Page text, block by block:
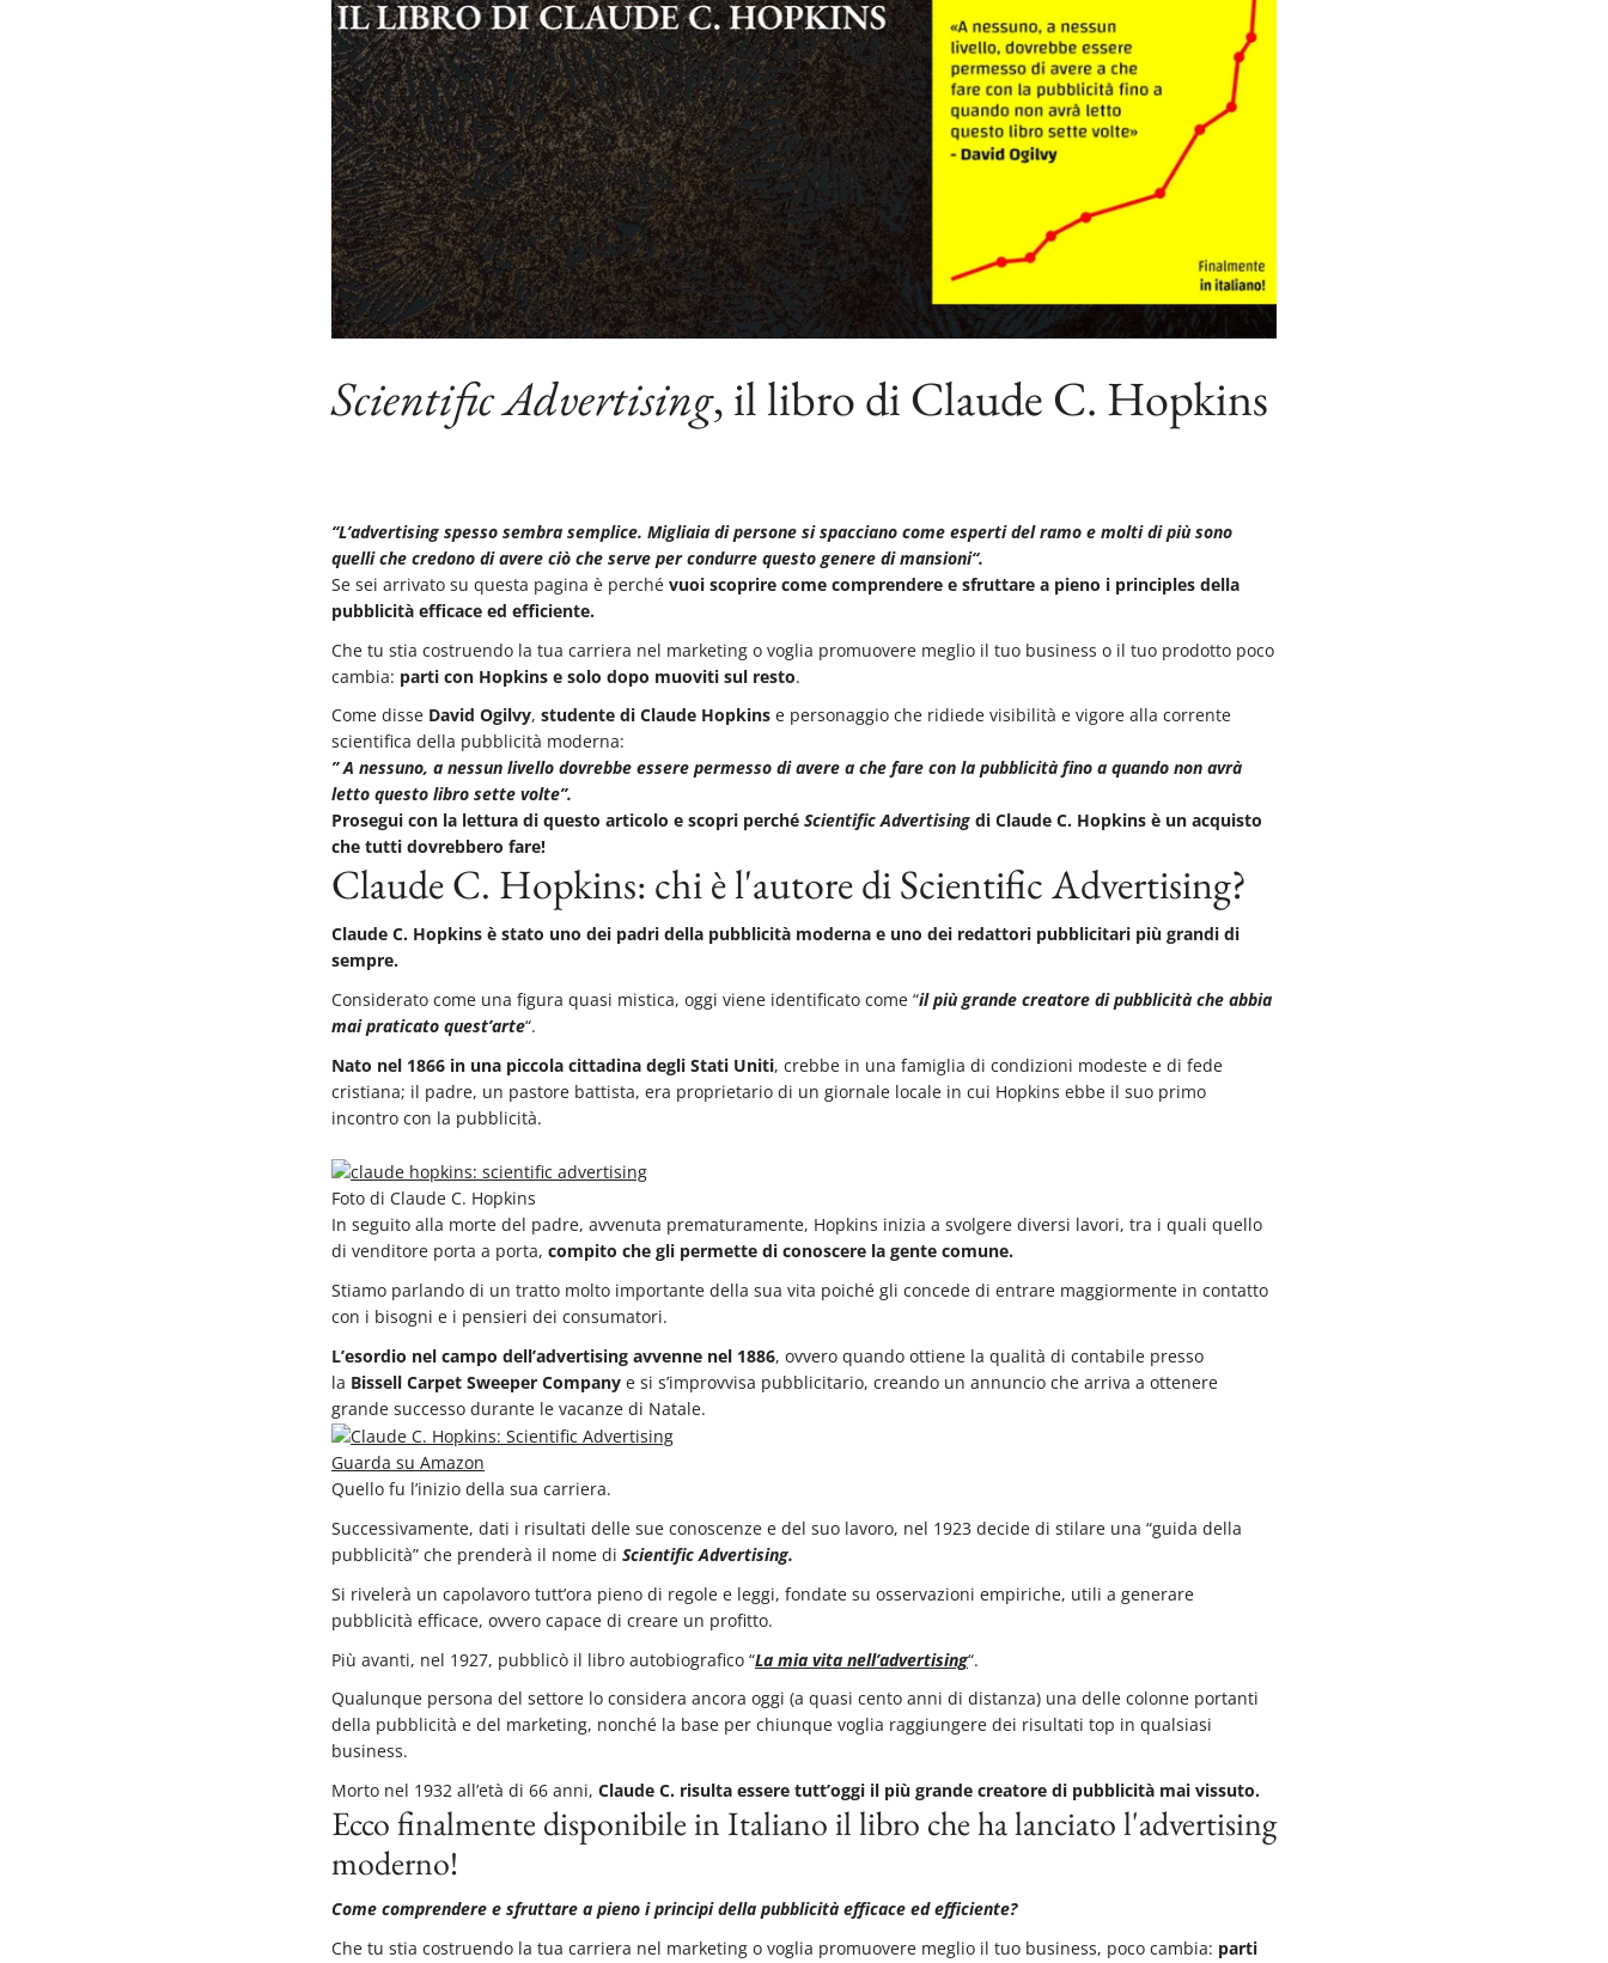
Scientific Advertising, il libro di Claude C. Hopkins
“L’advertising spesso sembra semplice. Migliaia di persone si spacciano come esperti del ramo e molti di più sono
quelli che credono di avere ciò che serve per condurre questo genere di mansioni“.
Se sei arrivato su questa pagina è perché vuoi scoprire come comprendere e sfruttare a pieno i principles della
pubblicità efficace ed efficiente.
Che tu stia costruendo la tua carriera nel marketing o voglia promuovere meglio il tuo business o il tuo prodotto poco
cambia: parti con Hopkins e solo dopo muoviti sul resto.
Come disse David Ogilvy, studente di Claude Hopkins e personaggio che ridiede visibilità e vigore alla corrente
scientifica della pubblicità moderna:
” A nessuno, a nessun livello dovrebbe essere permesso di avere a che fare con la pubblicità fino a quando non avrà
letto questo libro sette volte”.
Prosegui con la lettura di questo articolo e scopri perché Scientific Advertising di Claude C. Hopkins è un acquisto
che tutti dovrebbero fare!
Claude C. Hopkins: chi è l'autore di Scientific Advertising?
Claude C. Hopkins è stato uno dei padri della pubblicità moderna e uno dei redattori pubblicitari più grandi di
sempre.
Considerato come una figura quasi mistica, oggi viene identificato come “il più grande creatore di pubblicità che abbia
mai praticato quest’arte“.
Nato nel 1866 in una piccola cittadina degli Stati Uniti, crebbe in una famiglia di condizioni modeste e di fede
cristiana; il padre, un pastore battista, era proprietario di un giornale locale in cui Hopkins ebbe il suo primo
incontro con la pubblicità.
Foto di Claude C. Hopkins
In seguito alla morte del padre, avvenuta prematuramente, Hopkins inizia a svolgere diversi lavori, tra i quali quello
di venditore porta a porta, compito che gli permette di conoscere la gente comune.
Stiamo parlando di un tratto molto importante della sua vita poiché gli concede di entrare maggiormente in contatto
con i bisogni e i pensieri dei consumatori.
L’esordio nel campo dell’advertising avvenne nel 1886, ovvero quando ottiene la qualità di contabile presso
la Bissell Carpet Sweeper Company e si s’improvvisa pubblicitario, creando un annuncio che arriva a ottenere
grande successo durante le vacanze di Natale.
Guarda su Amazon
Quello fu l’inizio della sua carriera.
Successivamente, dati i risultati delle sue conoscenze e del suo lavoro, nel 1923 decide di stilare una “guida della
pubblicità” che prenderà il nome di Scientific Advertising.
Si rivelerà un capolavoro tutt’ora pieno di regole e leggi, fondate su osservazioni empiriche, utili a generare
pubblicità efficace, ovvero capace di creare un profitto.
Più avanti, nel 1927, pubblicò il libro autobiografico “La mia vita nell’advertising“.
Qualunque persona del settore lo considera ancora oggi (a quasi cento anni di distanza) una delle colonne portanti
della pubblicità e del marketing, nonché la base per chiunque voglia raggiungere dei risultati top in qualsiasi
business.
Morto nel 1932 all’età di 66 anni, Claude C. risulta essere tutt’oggi il più grande creatore di pubblicità mai vissuto.
Ecco finalmente disponibile in Italiano il libro che ha lanciato l'advertising
moderno!
Come comprendere e sfruttare a pieno i principi della pubblicità efficace ed efficiente?
Che tu stia costruendo la tua carriera nel marketing o voglia promuovere meglio il tuo business, poco cambia: parti